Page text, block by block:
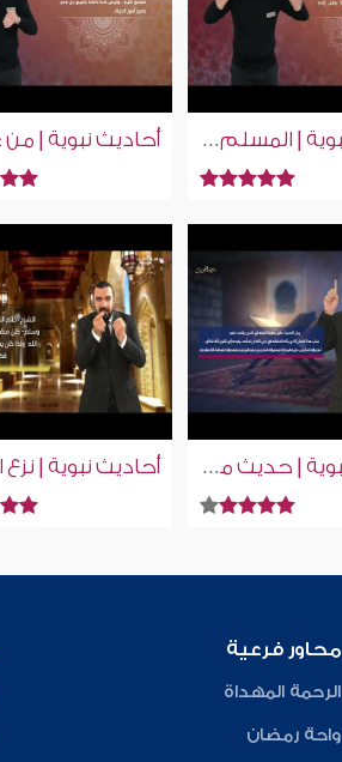
أحاديث نبوية | المسلم من سلم المسلمون منه | إسلام ويب | بلغة الإشارة
أحاديث نبوية | حديث من يرد الله به خيرا | إسلام ويب | للصم بلغة الإشارة
محاور فرعية
الرحمة المهداة
واحة رمضان